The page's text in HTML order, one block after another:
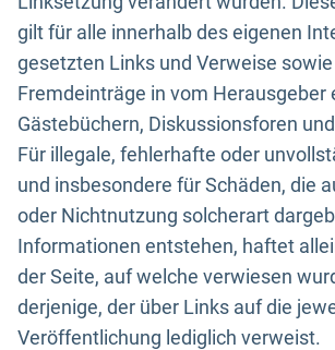
gilt für alle innerhalb des eigenen
gesetzten Links und Verweise
Fremdeinträge in vom Herausgeber
Gästebüchern, Diskussionsforen
Für illegale, fehlerhafte oder
und insbesondere für Schäden, die
oder Nichtnutzung solcherart
Informationen entstehen, haftet
der Seite, auf welche verwiesen
derjenige, der über Links auf die
Veröffentlichung lediglich verweist.